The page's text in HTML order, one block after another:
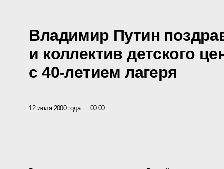
Владимир Путин
и коллектив детского
с 40-летием лагеря
12 июля 2000 года 00:00